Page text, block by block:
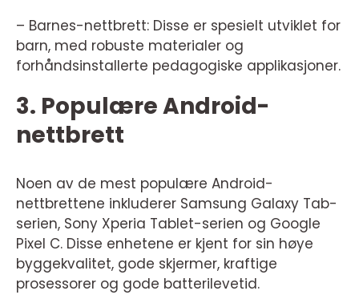
– Barnes-nettbrett: Disse er spesielt utviklet for
barn, med robuste materialer og
forhåndsinstallerte pedagogiske applikasjoner.
3. Populære Android-
nettbrett
Noen av de mest populære Android-
nettbrettene inkluderer Samsung Galaxy Tab-
serien, Sony Xperia Tablet-serien og Google
Pixel C. Disse enhetene er kjent for sin høye
byggekvalitet, gode skjermer, kraftige
prosessorer og gode batterilevetid.